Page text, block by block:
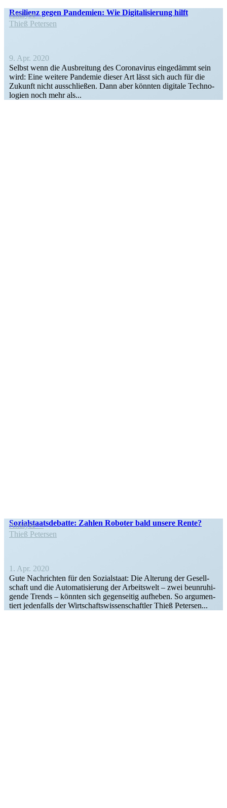
Resilienz gegen Pandemien: Wie Digita­li­sierung hilft
Analyse
Thieß Petersen
9. Apr. 2020
Selbst wenn die Ausbreitung des Corona­virus einge­dämmt sein
wird: Eine weitere Pandemie dieser Art lässt sich auch für die
Zukunft nicht ausschließen. Dann aber könnten digitale Techno­
logien noch mehr als...
Sozial­staats­de­batte: Zahlen Roboter bald unsere Rente?
Analyse
Thieß Petersen
1. Apr. 2020
Gute Nachrichten für den Sozial­staat: Die Alterung der Gesell­
schaft und die Automa­ti­sierung der Arbeitswelt – zwei beunru­hi­
gende Trends – könnten sich gegen­seitig aufheben. So argumen­
tiert jeden­falls der Wirtschafts­wis­sen­schaftler Thieß Petersen...